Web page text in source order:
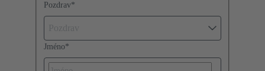
Pozdrav*
Jméno*